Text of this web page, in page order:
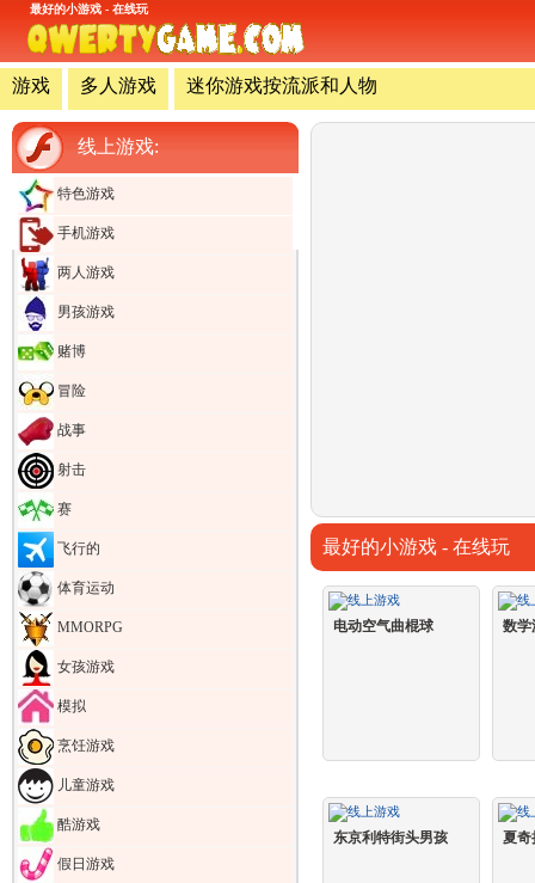
最好的小游戏 - 在线玩
游戏 多人游戏 迷你游戏按流派和人物
线上游戏:
特色游戏
手机游戏
两人游戏
男孩游戏
赌博
冒险
战事
射击
赛
飞行的
体育运动
MMORPG
女孩游戏
模拟
烹饪游戏
儿童游戏
酷游戏
假日游戏
最好的小游戏 - 在线玩
电动空气曲棍球 数学
东京利特街头男孩 夏奇